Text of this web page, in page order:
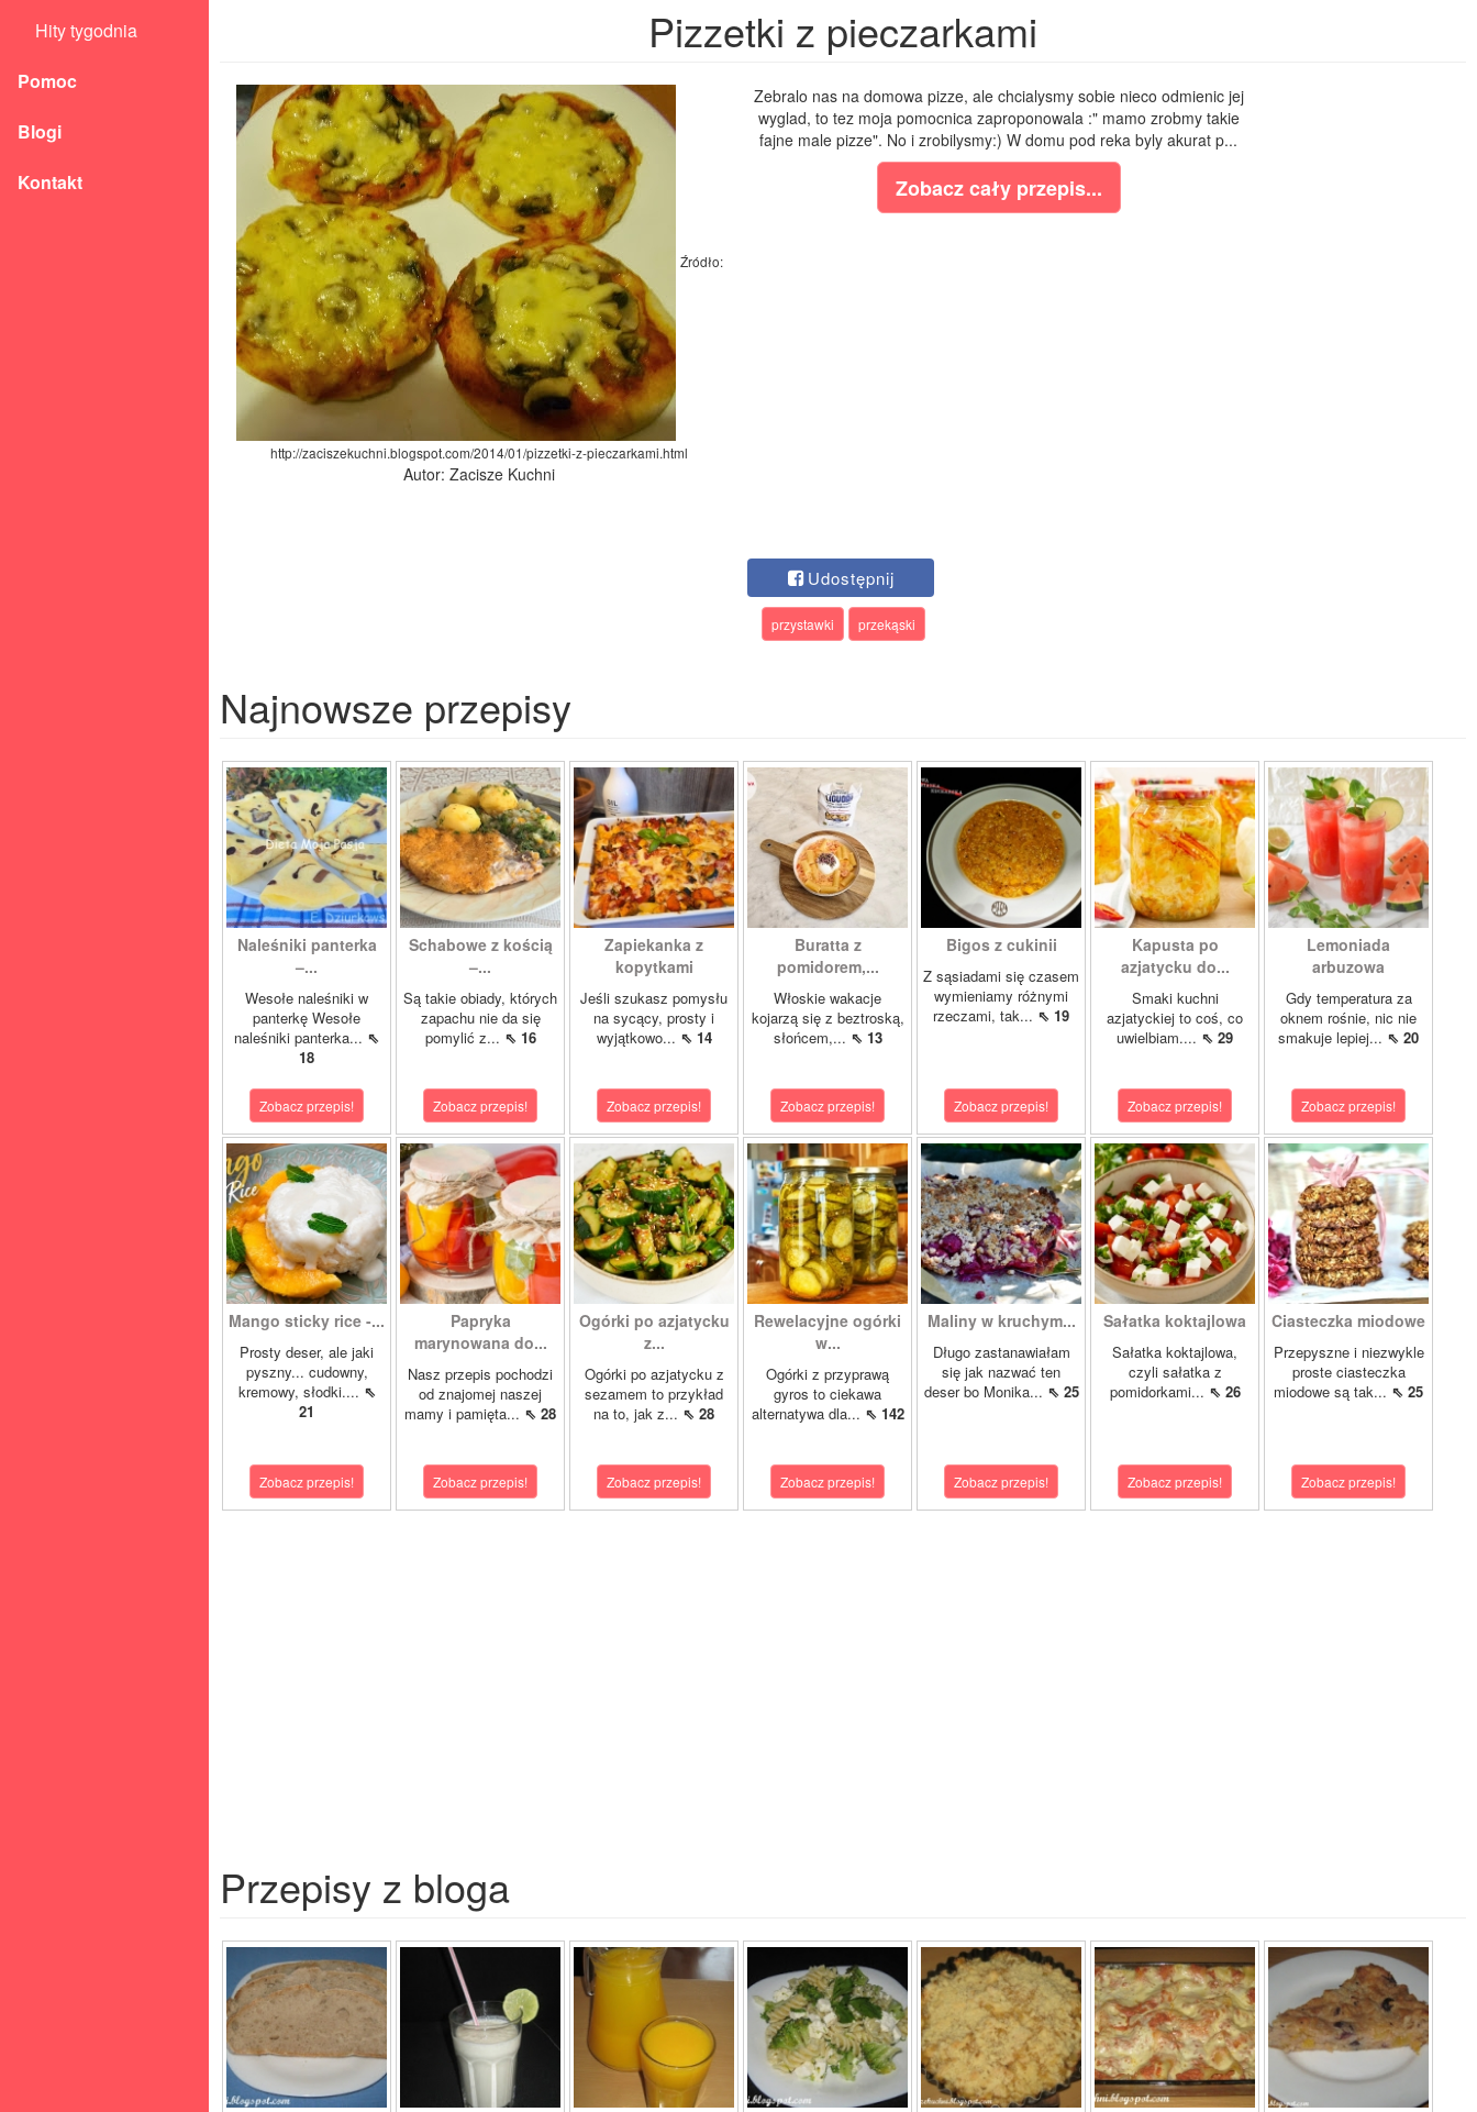
Hity tygodnia
Pomoc
Blogi
Kontakt
Pizzetki z pieczarkami
Źródło:
http://zaciszekuchni.blogspot.com/2014/01/pizzetki-z-pieczarkami.html
Autor: Zacisze Kuchni
Zebralo nas na domowa pizze, ale chcialysmy sobie nieco odmienic jej
wyglad, to tez moja pomocnica zaproponowala :" mamo zrobmy takie
fajne male pizze". No i zrobilysmy:) W domu pod reka byly akurat p...
Zobacz cały przepis...
Udostępnij
przystawki przekąski
Najnowsze przepisy
Naleśniki panterka
–...
Wesołe naleśniki w
panterkę Wesołe
naleśniki panterka... ⇖
18
Zobacz przepis!
Schabowe z kością
–...
Są takie obiady, których
zapachu nie da się
pomylić z... ⇖ 16
Zobacz przepis!
Zapiekanka z
kopytkami
Jeśli szukasz pomysłu
na sycący, prosty i
wyjątkowo... ⇖ 14
Zobacz przepis!
Buratta z
pomidorem,...
Włoskie wakacje
kojarzą się z beztroską,
słońcem,... ⇖ 13
Zobacz przepis!
Bigos z cukinii
Z sąsiadami się czasem
wymieniamy różnymi
rzeczami, tak... ⇖ 19
Zobacz przepis!
Kapusta po
azjatycku do...
Smaki kuchni
azjatyckiej to coś, co
uwielbiam.... ⇖ 29
Zobacz przepis!
Lemoniada
arbuzowa
Gdy temperatura za
oknem rośnie, nic nie
smakuje lepiej... ⇖ 20
Zobacz przepis!
Mango sticky rice -...
Prosty deser, ale jaki
pyszny... cudowny,
kremowy, słodki.... ⇖
21
Zobacz przepis!
Papryka
marynowana do...
Nasz przepis pochodzi
od znajomej naszej
mamy i pamięta... ⇖ 28
Zobacz przepis!
Ogórki po azjatycku
z...
Ogórki po azjatycku z
sezamem to przykład
na to, jak z... ⇖ 28
Zobacz przepis!
Rewelacyjne ogórki
w...
Ogórki z przyprawą
gyros to ciekawa
alternatywa dla... ⇖ 142
Zobacz przepis!
Maliny w kruchym...
Długo zastanawiałam
się jak nazwać ten
deser bo Monika... ⇖ 25
Zobacz przepis!
Sałatka koktajlowa
Sałatka koktajlowa,
czyli sałatka z
pomidorkami... ⇖ 26
Zobacz przepis!
Ciasteczka miodowe
Przepyszne i niezwykle
proste ciasteczka
miodowe są tak... ⇖ 25
Zobacz przepis!
Przepisy z bloga